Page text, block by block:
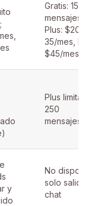
Gratis: 15
mensajes/
Plus: $20–
35/mes,
$45/mes
Plus
250
mensajes/
y
No
solo
chat